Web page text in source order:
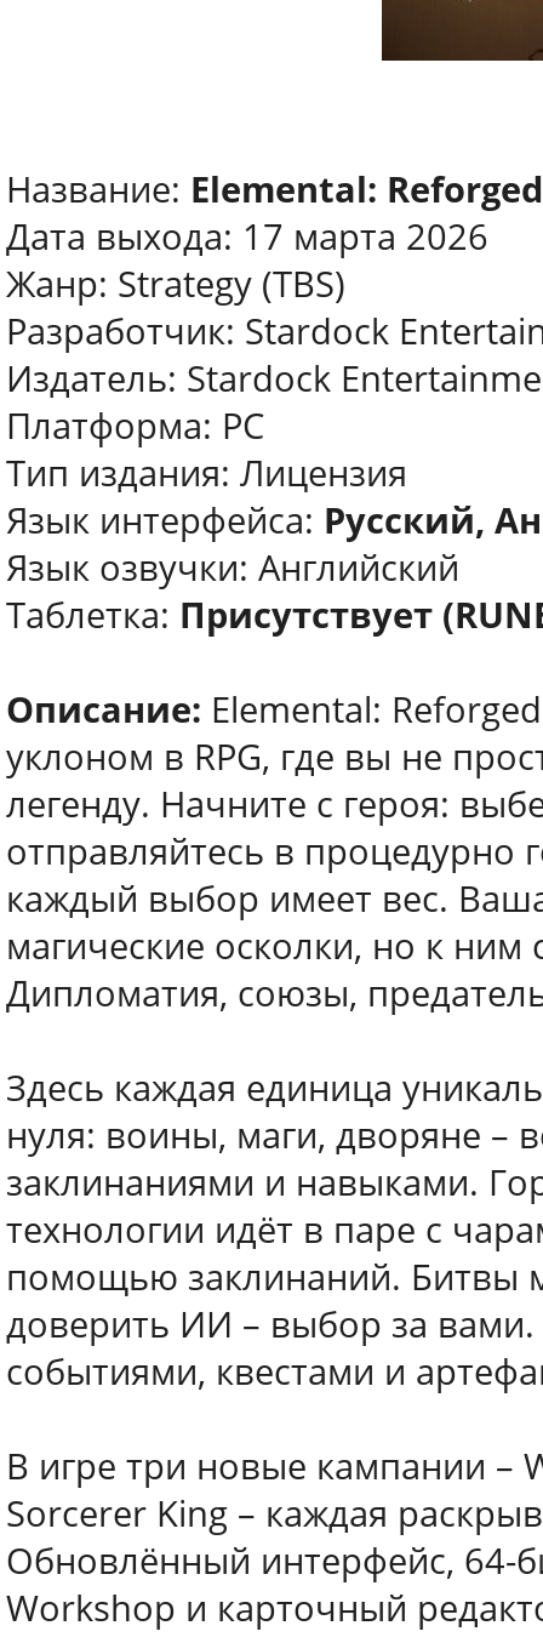
Название: Elemental: Reforged
Дата выхода: 17 марта 2026
Жанр: Strategy (TBS)
Разработчик: Stardock
Издатель: Stardock
Платформа: PC
Тип издания: Лицензия
Язык интерфейса: Русский,
Язык озвучки: Английский
Таблетка: Присутствует
Описание: Elemental:
уклоном в RPG, где вы не
легенду. Начните с героя:
отправляйтесь в процедурно
каждый выбор имеет вес.
магические осколки, но к ним
Дипломатия, союзы,
Здесь каждая единица
нуля: воины, маги, дворяне –
заклинаниями и навыками.
технологии идёт в паре с
помощью заклинаний. Битвы
доверить ИИ – выбор за
событиями, квестами и
В игре три новые кампании –
Sorcerer King – каждая
Обновлённый интерфейс, 64-
Workshop и карточный